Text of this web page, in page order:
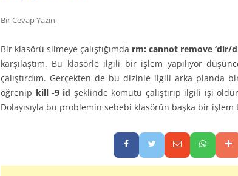
Bir Cevap Yazın
Bir klasörü silmeye çalıştığımda rm: cannot remove ‘dir/
karşılaştım. Bu klasörle ilgili bir işlem yapılıyor
çalıştırdım. Gerçekten de bu dizinle ilgili arka planda
öğrenip kill -9 id şeklinde komutu çalıştırıp ilgili işi
Dolayısıyla bu problemin sebebi klasörün başka bir işlem